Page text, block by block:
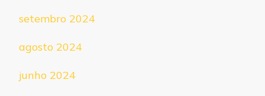
setembro 2024
agosto 2024
junho 2024